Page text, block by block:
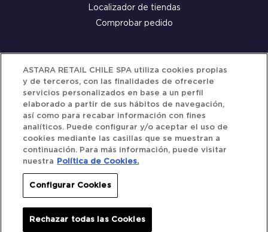
Localizador de tiendas
Comprobar pedido
Servicio al cliente
Términos y Condiciones
Política de privacidad
Política de Cookies
Siguenos
Redes Sociales
ASTARA RETAIL CHILE SPA utiliza cookies propias
y de terceros, con las finalidades de ofrecerle
servicios personalizados en base a un perfil
elaborado a partir de sus hábitos de navegación,
así como para recabar información con fines
analíticos. Puede configurar y/o aceptar el uso de
cookies mediante las casillas que se muestran a
continuación. Para más información, puede visitar
nuestra
Política de Cookies.
Configurar Cookies
Rechazar todas las Cookies